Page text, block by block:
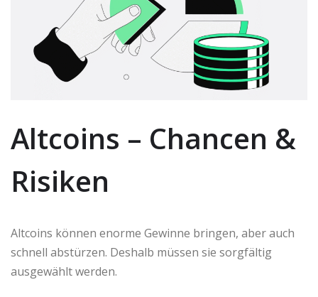
Altcoins – Chancen &
Risiken
Altcoins können enorme Gewinne bringen, aber auch
schnell abstürzen. Deshalb müssen sie sorgfältig
ausgewählt werden.